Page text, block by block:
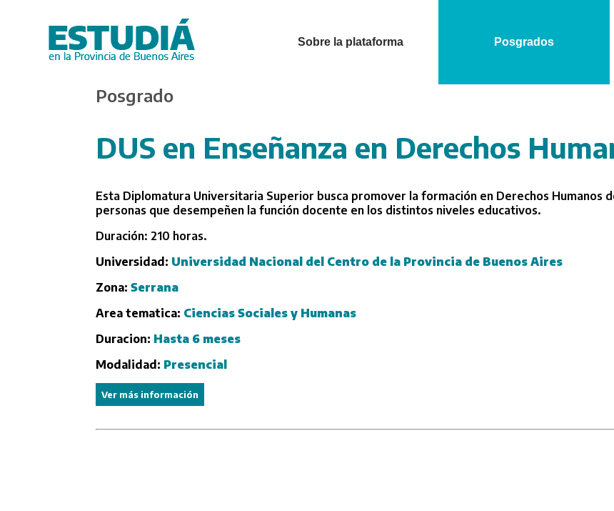
Sobre la plataforma Posgrados
Posgrado
DUS en Enseñanza en Derechos
Esta Diplomatura Universitaria Superior busca promover la formación en Derechos Humanos
personas que desempeñen la función docente en los distintos niveles educativos.
Duración: 210 horas.
Universidad: Universidad Nacional del Centro de la Provincia de Buenos Aires
Zona:Serrana
Area tematica: Ciencias Sociales y Humanas
Duracion: Hasta 6 meses
Modalidad: Presencial
Ver más información